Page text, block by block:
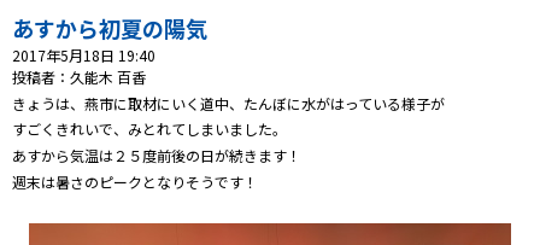
プレゼント
コンテンツ・アプリ
ショッピング
あすから初夏の陽気
2017年5月18日 19:40
投稿者：久能木 百香
きょうは、燕市に取材にいく道中、たんぼに水がはっている様子が
すごくきれいで、みとれてしまいました。
あすから気温は２５度前後の日が続きます！
週末は暑さのピークとなりそうです！